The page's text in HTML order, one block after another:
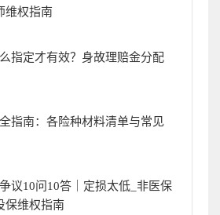
维权指南
指定才有效？身故理赔金分配
指南：各险种材料清单与常见
议10问10答｜定损太低_非医保
保维权指南